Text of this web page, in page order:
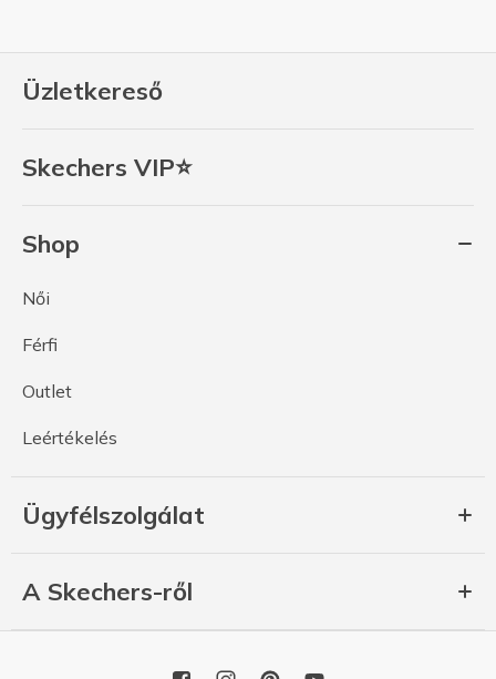
Üzletkereső
Skechers VIP⭐
Shop
Női
Férfi
Outlet
Leértékelés
Ügyfélszolgálat
A Skechers-ről